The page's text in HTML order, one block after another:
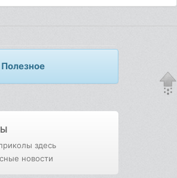
Полезное
здесь
новости